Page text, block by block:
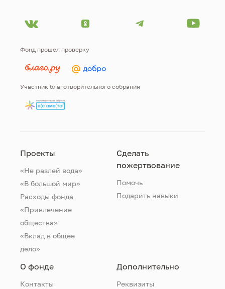
Фонд прошел проверку
Участник благотворительного собрания
Проекты
«Не разлей вода»
«В большой мир»
Расходы фонда
«Привлечение
общества»
«Вклад в общее
дело»
Сделать
пожертвование
Помочь
Подарить навыки
О фонде
Контакты
Дополнительно
Реквизиты